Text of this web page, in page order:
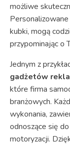
możliwe
kubki, mogą
przypominając o
Jednym z
gadżetów
które firma
branżowych.
wykonania,
odnoszące się
motoryzacji.